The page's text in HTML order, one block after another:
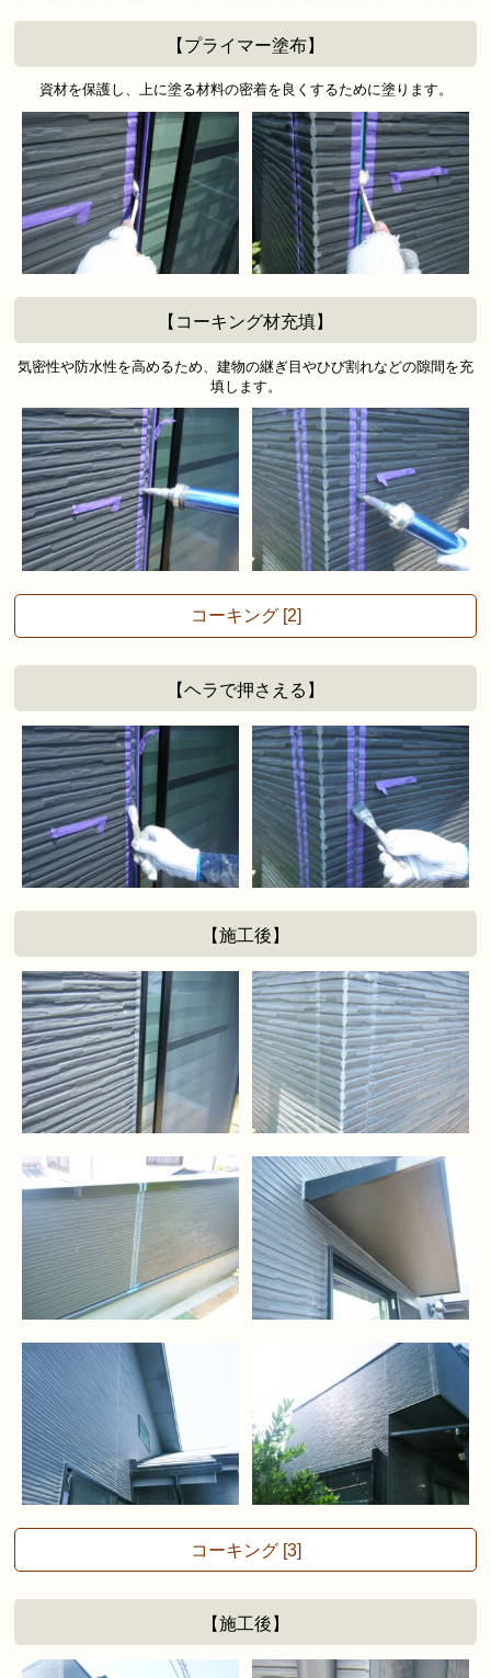
【プライマー塗布】
資材を保護し、上に塗る材料の密着を良くするために塗ります。
【コーキング材充填】
気密性や防水性を高めるため、建物の継ぎ目やひび割れなどの隙間を充
填します。
コーキング [2]
【ヘラで押さえる】
【施工後】
コーキング [3]
【施工後】